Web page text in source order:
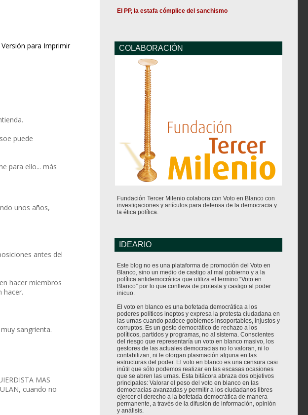
Versión para Imprimir
puede
para ello... más
unos años,
antes del
hacer miembros
hacer.
sangrienta.
MAS
cuando no
El PP, la estafa cómplice del sanchismo
COLABORACIÓN
Fundación Tercer Milenio colabora con Voto en Blanco con
investigaciones y artículos para defensa de la democracia y
la ética política.
IDEARIO
Este blog no es una plataforma de promoción del Voto en
Blanco, sino un medio de castigo al mal gobierno y a la
política antidemocrática que utiliza el termino “Voto en
Blanco” por lo que conlleva de protesta y castigo al poder
inicuo.
El voto en blanco es una bofetada democrática a los
poderes políticos ineptos y expresa la protesta ciudadana en
las urnas cuando padece gobiernos insoportables, injustos y
corruptos. Es un gesto democrático de rechazo a los
políticos, partidos y programas, no al sistema. Conscientes
del riesgo que representaría un voto en blanco masivo, los
gestores de las actuales democracias no lo valoran, ni lo
contabilizan, ni le otorgan plasmación alguna en las
estructuras del poder. El voto en blanco es una censura casi
inútil que sólo podemos realizar en las escasas ocasiones
que se abren las urnas. Esta bitácora abraza dos objetivos
principales: Valorar el peso del voto en blanco en las
democracias avanzadas y permitir a los ciudadanos libres
ejercer el derecho a la bofetada democrática de manera
permanente, a través de la difusión de información, opinión
y análisis.